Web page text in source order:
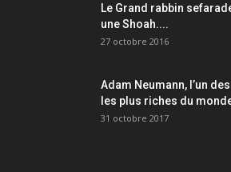
Le Grand rabbin
une Shoah....
27 octobre 2016
Adam Neumann, l’un
les plus riches du
31 octobre 2017